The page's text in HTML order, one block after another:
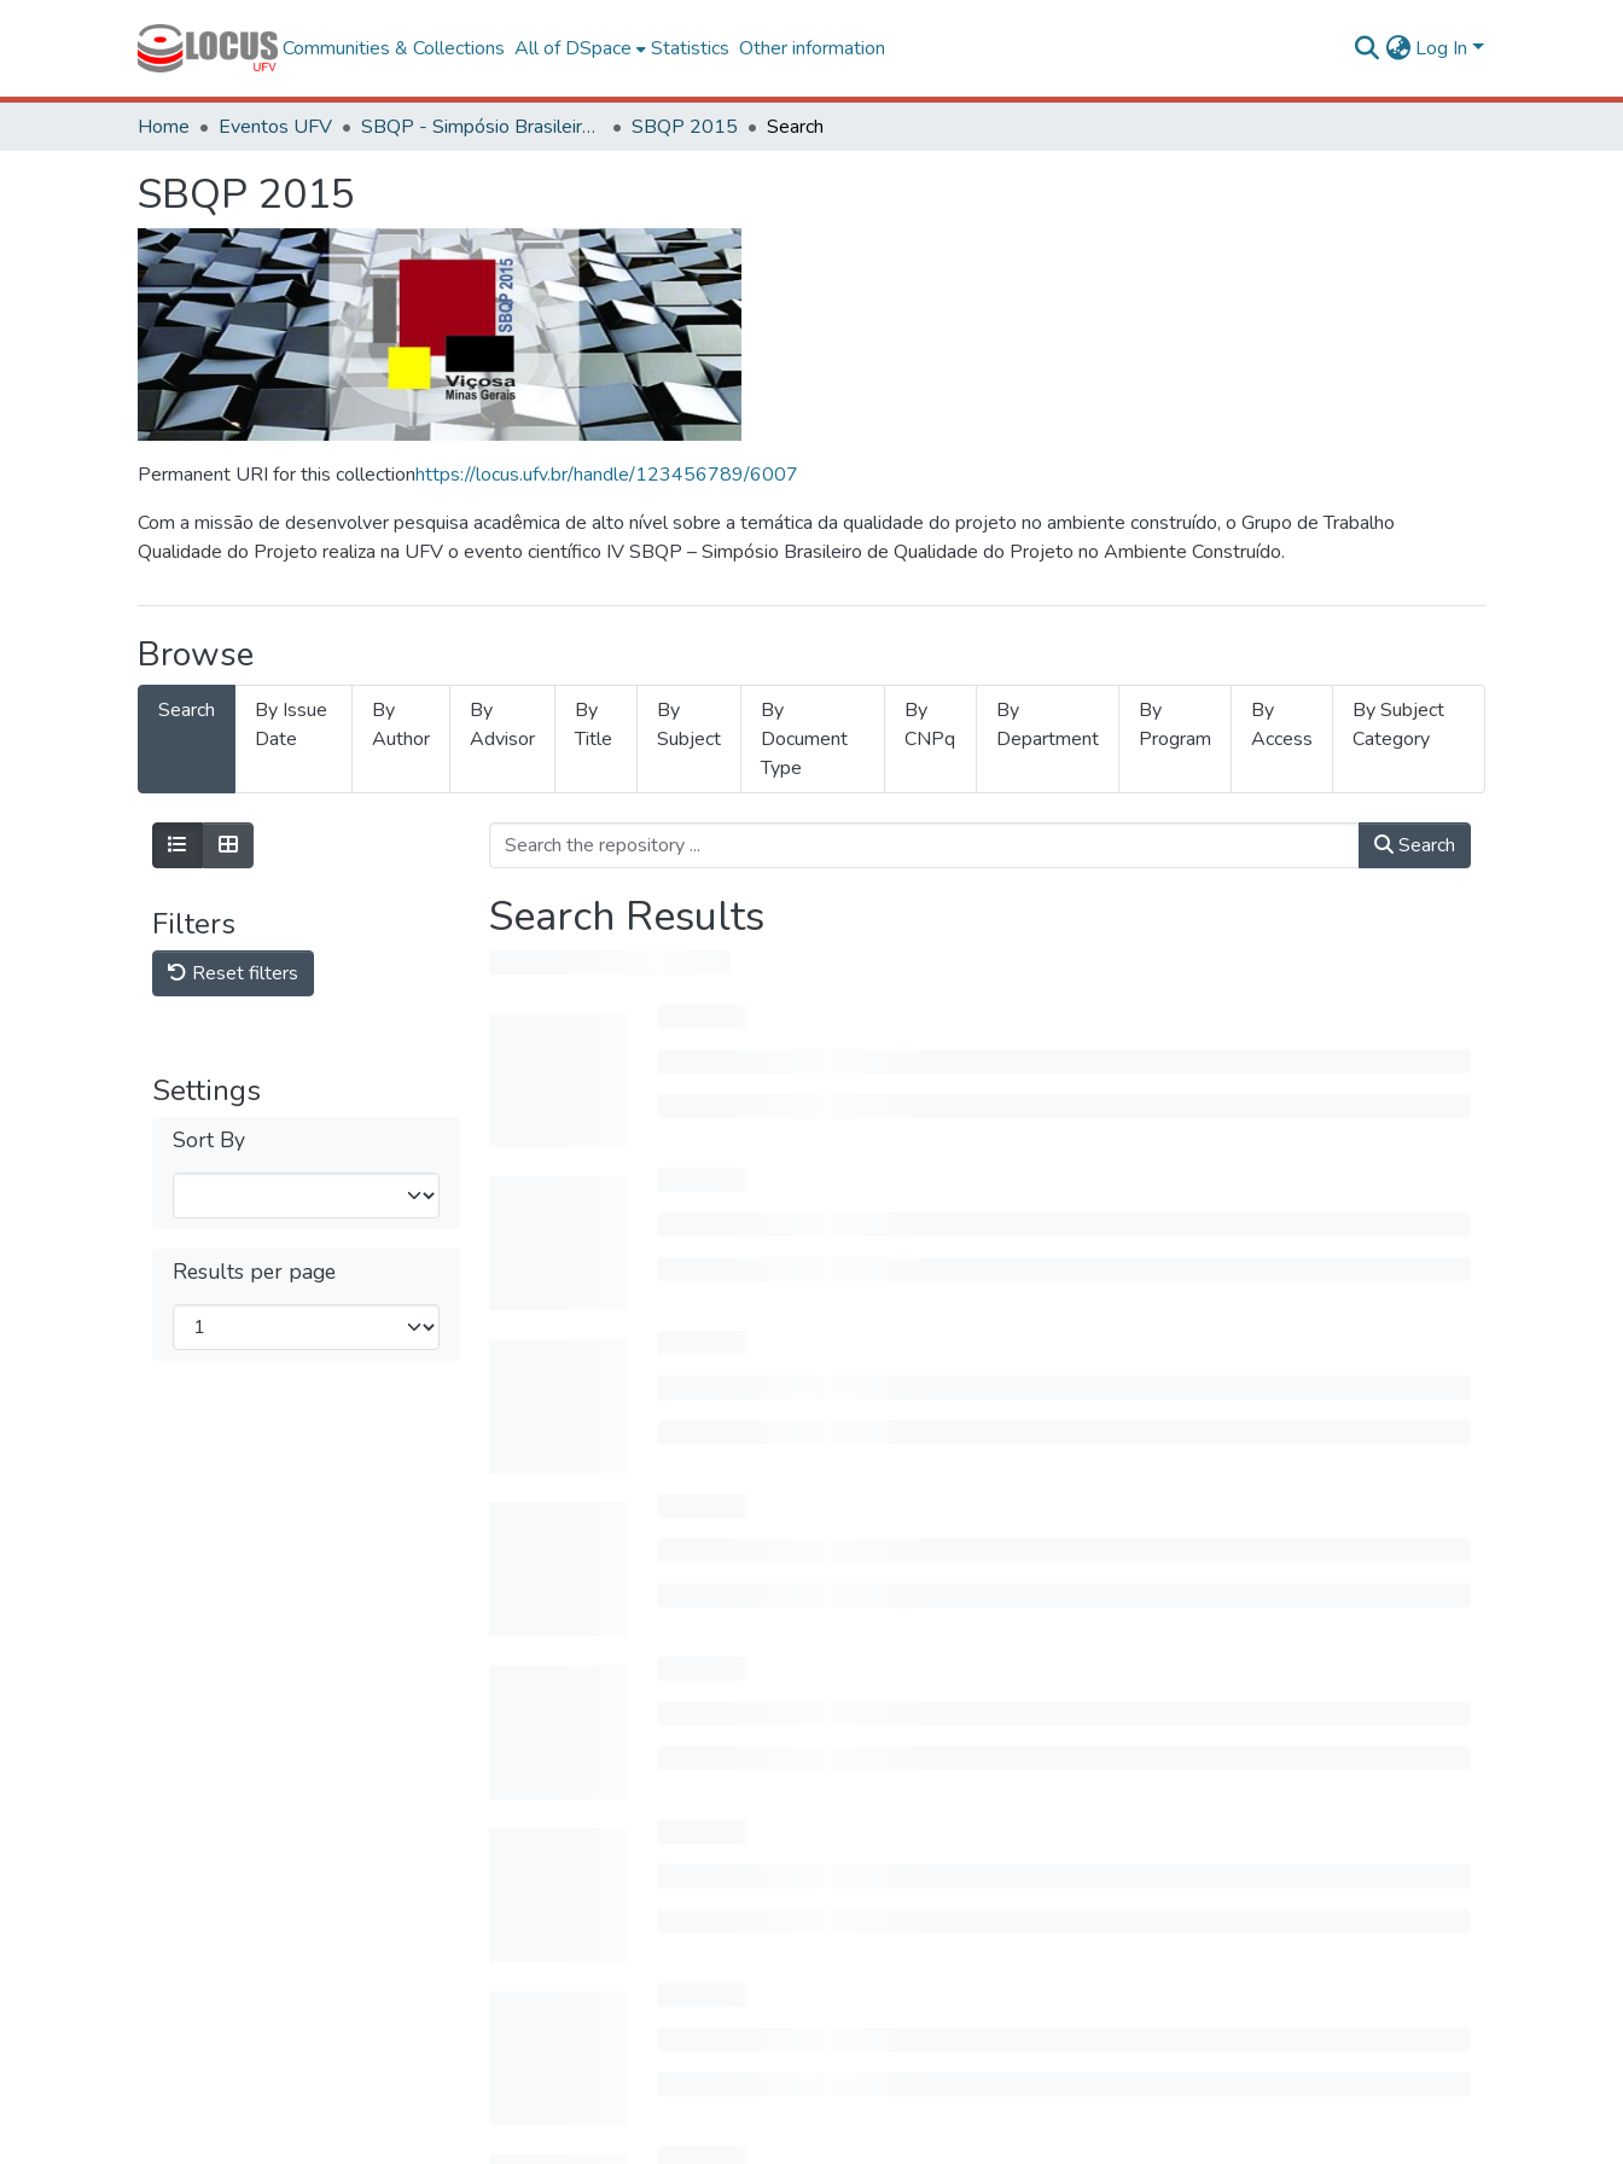
Communities & Collections All of DSpace Statistics Other information Log In
Home Eventos UFV SBQP - Simpósio Brasileiro de Qualidade do Projeto no Ambiente Construído SBQP 2015 Search
SBQP 2015
Permanent URI for this collectionhttps://locus.ufv.br/handle/123456789/6007
Com a missão de desenvolver pesquisa acadêmica de alto nível sobre a temática da qualidade do projeto no ambiente construído, o Grupo de Trabalho
Qualidade do Projeto realiza na UFV o evento científico IV SBQP – Simpósio Brasileiro de Qualidade do Projeto no Ambiente Construído.
Browse
Search
By Issue
Date
By
Author
By
Advisor
By
Title
By
Subject
By
Document
Type
By
CNPq
By
Department
By
Program
By
Access
By Subject
Category
Filters
Reset filters
Settings
Sort By
Results per page
Search
Search Results